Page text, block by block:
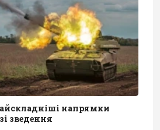
напрямки
зведення